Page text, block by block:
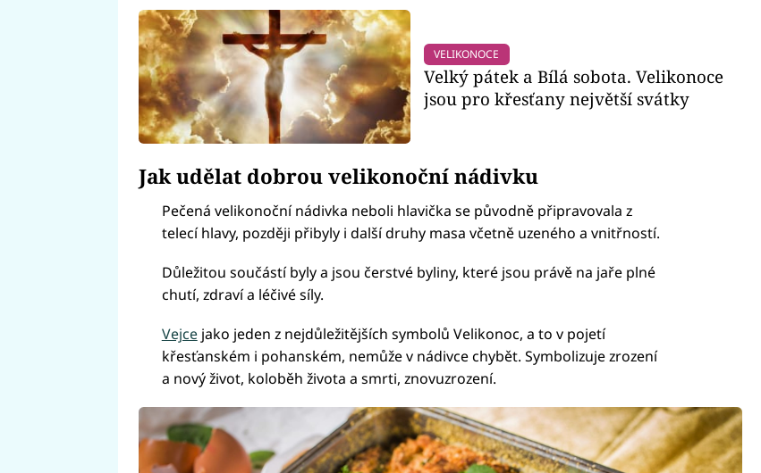
VELIKONOCE
Velký pátek a Bílá sobota. Velikonoce
jsou pro křesťany největší svátky
Jak udělat dobrou velikonoční nádivku
Pečená velikonoční nádivka neboli hlavička se původně připravovala z
telecí hlavy, později přibyly i další druhy masa včetně uzeného a vnitřností.
Důležitou součástí byly a jsou čerstvé byliny, které jsou právě na jaře plné
chutí, zdraví a léčivé síly.
Vejcejako jeden z nejdůležitějších symbolů Velikonoc, a to v pojetí
křesťanském i pohanském, nemůže v nádivce chybět. Symbolizuje zrození
a nový život, koloběh života a smrti, znovuzrození.